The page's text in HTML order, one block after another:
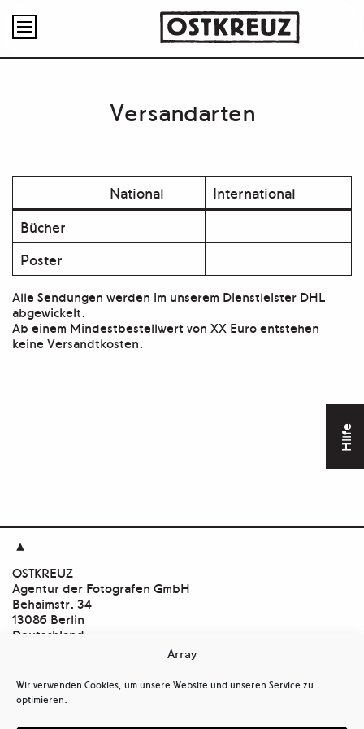
Array
Wir verwenden Cookies, um unsere Website und unseren Service zu
optimieren.

Hilfe
Versandarten
National
International
Bücher
Poster
Alle Sendungen werden im unserem Dienstleister DHL
abgewickelt.
Ab einem Mindestbestellwert von XX Euro entstehen
keine Versandtkosten.

OSTKREUZ
Agentur der Fotografen GmbH
Behaimstr. 34
13086 Berlin
Deutschland
tel+ 49(0)30.47 37 39 39
mail@ostkreuz.de
Mein Konto